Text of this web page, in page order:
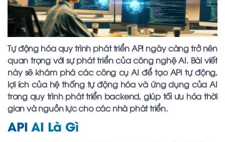
Tự động hóa quy trình phát triển API ngày càng trở nên
quan trọng với sự phát triển của công nghệ AI. Bài viết
này sẽ khám phá các công cụ AI để tạo API tự động,
lợi ích của hệ thống tự động hóa và ứng dụng của AI
trong quy trình phát triển backend, giúp tối ưu hóa thời
gian và nguồn lực cho các nhà phát triển.
API AI Là Gì